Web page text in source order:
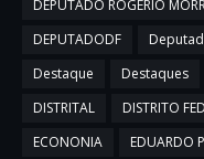
DEPUTADO ROGERIO
DEPUTADODF
Destaque
Destaques
DISTRITAL
DISTRITO
ECONONIA
EDUARDO